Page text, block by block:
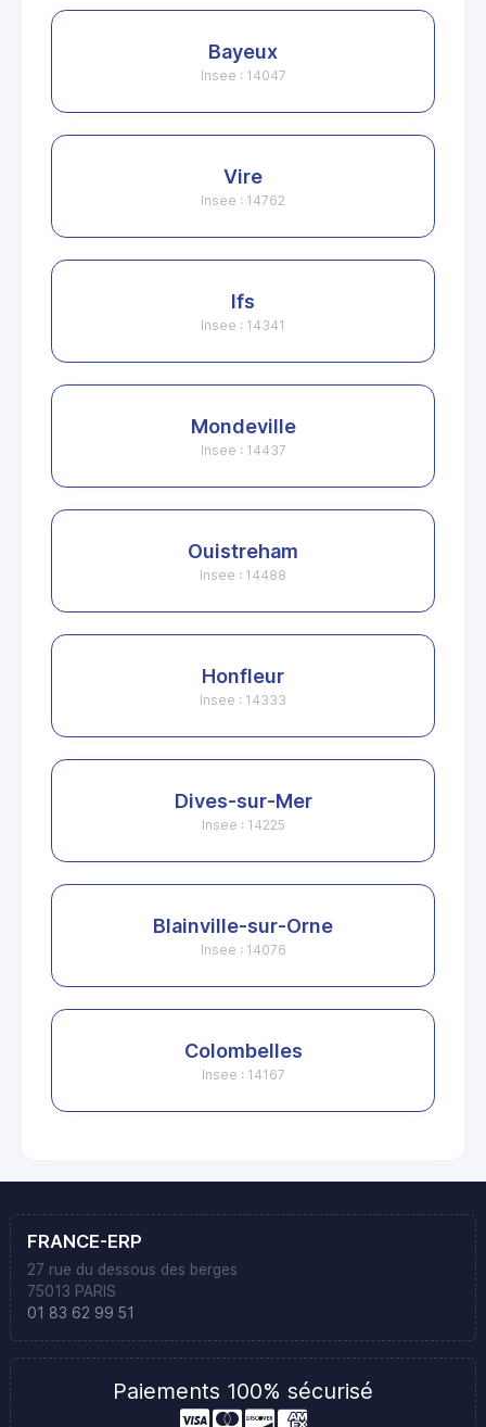
Bayeux
Insee : 14047
Vire
Insee : 14762
Ifs
Insee : 14341
Mondeville
Insee : 14437
Ouistreham
Insee : 14488
Honfleur
Insee : 14333
Dives-sur-Mer
Insee : 14225
Blainville-sur-Orne
Insee : 14076
Colombelles
Insee : 14167
FRANCE-ERP
27 rue du dessous des berges
75013 PARIS
01 83 62 99 51
Paiements 100% sécurisé